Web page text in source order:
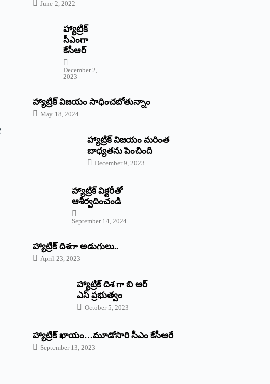
June 2, 2022
హ్యాట్రిక్‌
‌సీఎంగా
కేసీఆర్‌
December 2,
2023
హ్యాట్రిక్‌ విజయం సాధించబోతున్నాం
May 18, 2024
హ్యాట్రిక్ విజయం మరింత
బాధ్యతను పెంచింది
December 9, 2023
హ్యాట్రిక్‌ ‌విక్టరీతో
ఆశీర్వదించండి
September 14, 2024
‌హ్యాట్రిక్‌ ‌దిశగా అడుగులు..
April 23, 2023
హ్యాట్రిక్ దిశ గా బి ఆర్
ఎస్ ప్రభుత్వం
October 5, 2023
హ్యాట్రిక్‌ ‌ఖాయం…మూడోసారి సీఎం కేసీఆరే
September 13, 2023